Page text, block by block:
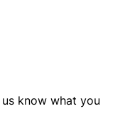
know what you